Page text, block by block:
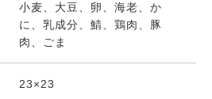
小麦、大豆、卵、海老、か
に、乳成分、鯖、鶏肉、豚
肉、ごま
23×23